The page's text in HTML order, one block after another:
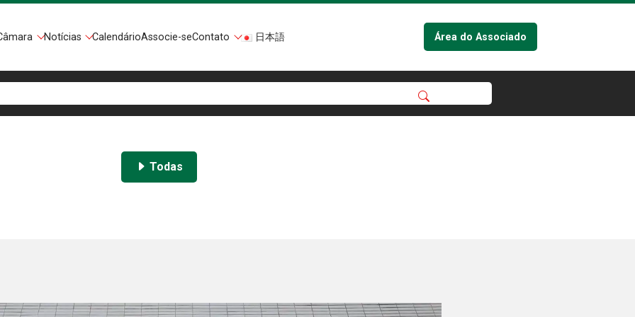
Notícias CalendárioAssocie-seContato 日本語 Área do Associado
Todas